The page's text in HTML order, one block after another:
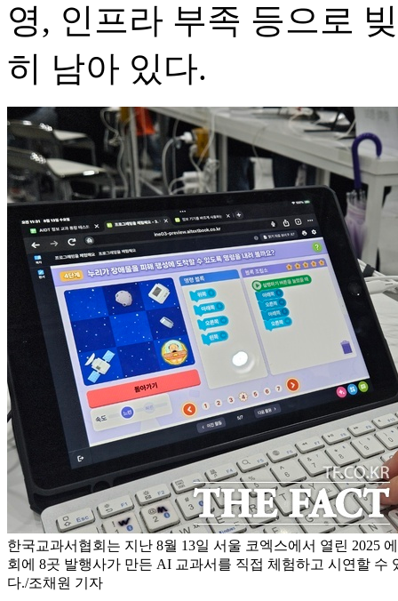
영, 인프라 부족 등으로
히 남아 있다.
한국교과서협회는 지난 8월 13일 서울 코엑스에서 열린 2025
회에 8곳 발행사가 만든 AI 교과서를 직접 체험하고 시연할 수
다./조채원 기자